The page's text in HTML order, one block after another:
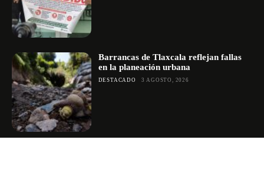
Barrancas de Tlaxcala reflejan fallas
en la planeación urbana
DESTACADO 3 AGOSTO, 2026